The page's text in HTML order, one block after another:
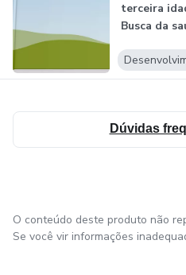
terceira
Busca da
Dúvidas
O conteúdo deste produto não
Se você vir informações